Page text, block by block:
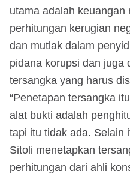
utama adalah keuangan
perhitungan kerugian
dan mutlak dalam
pidana korupsi dan juga
tersangka yang harus
“Penetapan tersangka
alat bukti adalah
tapi itu tidak ada. Selain
Sitoli menetapkan
perhitungan dari ahli